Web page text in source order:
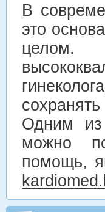
В
это
Одним из
можно
помощь,